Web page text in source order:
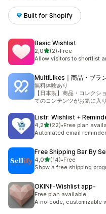
Built for Shopify
Basic Wishlist
2,0av 5 stjerner
(2)
Totalt 2 omtaler
•Free
Allow visitors to shortlist
MultiLikes｜商品・ブラ
無料体験あり
【日本製】商品・コレク
てのコンテンツがお気に入
Listr: Wishlist +
4,2av 5 stjerner
(22)
Totalt 22 omtaler
•Free plan
Automated email
Free Shipping Bar By
4,0av 5 stjerner
(14)
Totalt 14 omtaler
•Free
Show a free shipping
OKINI!‑Wishlist app‑
Free plan available
A no-code, customizable